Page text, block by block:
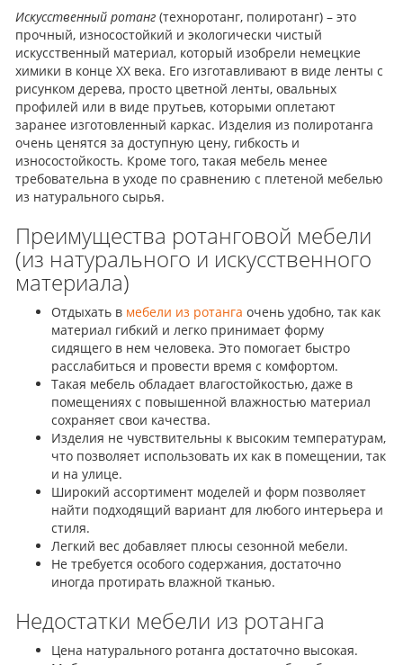
Быстрый просмотр
Матрас на независимых пружинах
Гефест 80x190
14090 р.
В КОРЗИНУ
Быстрый
Кресло BK-8
В КОРЗИНУ
Искусственный ротанг (техноротанг, полиротанг) – это
прочный, износостойкий и экологически чистый
искусственный материал, который изобрели немецкие
химики в конце ХХ века. Его изготавливают в виде ленты с
рисунком дерева, просто цветной ленты, овальных
профилей или в виде прутьев, которыми оплетают
заранее изготовленный каркас. Изделия из полиротанга
очень ценятся за доступную цену, гибкость и
износостойкость. Кроме того, такая мебель менее
требовательна в уходе по сравнению с плетеной мебелью
из натурального сырья.
Преимущества ротанговой мебели
(из натурального и искусственного
материала)
Отдыхать в мебели из ротанга очень удобно, так как
материал гибкий и легко принимает форму
сидящего в нем человека. Это помогает быстро
расслабиться и провести время с комфортом.
Такая мебель обладает влагостойкостью, даже в
помещениях с повышенной влажностью материал
сохраняет свои качества.
Изделия не чувствительны к высоким температурам,
что позволяет использовать их как в помещении, так
и на улице.
Широкий ассортимент моделей и форм позволяет
найти подходящий вариант для любого интерьера и
стиля.
Легкий вес добавляет плюсы сезонной мебели.
Не требуется особого содержания, достаточно
иногда протирать влажной тканью.
Недостатки мебели из ротанга
Цена натурального ротанга достаточно высокая.